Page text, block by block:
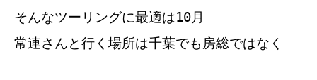
そんなツーリングに最適は10月
常連さんと行く場所は千葉でも房総ではなく